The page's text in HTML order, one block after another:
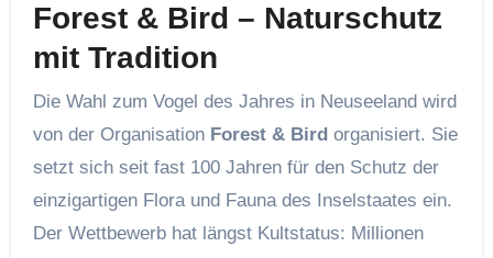
Forest & Bird – Naturschutz
mit Tradition
Die Wahl zum Vogel des Jahres in Neuseeland wird
von der Organisation Forest & Birdorganisiert. Sie
setzt sich seit fast 100 Jahren für den Schutz der
einzigartigen Flora und Fauna des Inselstaates ein.
Der Wettbewerb hat längst Kultstatus: Millionen